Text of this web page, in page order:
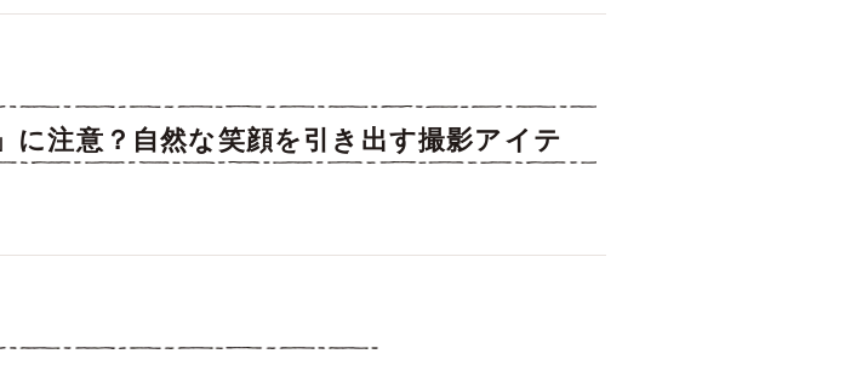
に注意？自然な笑顔を引き出す撮影アイテ